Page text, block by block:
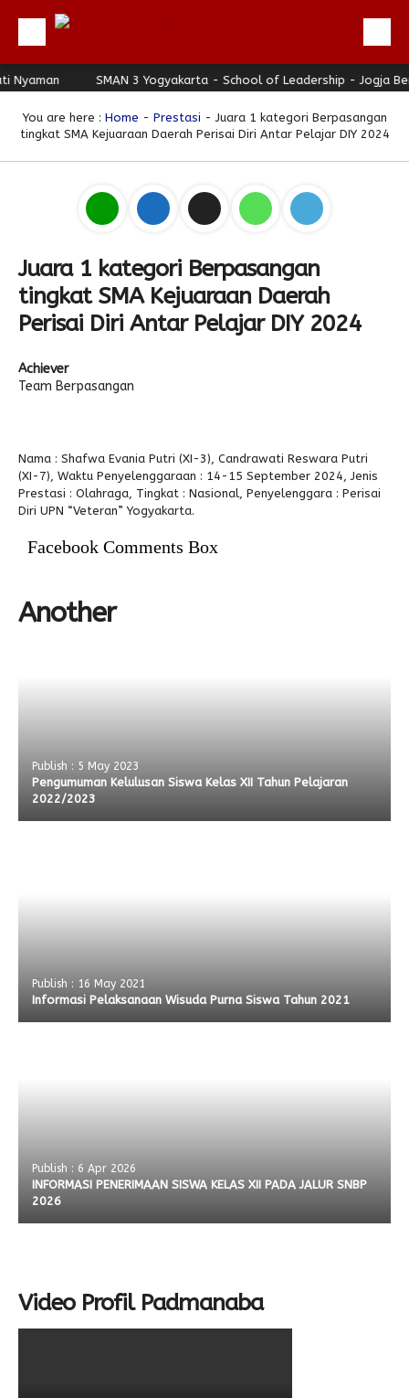
Beranda
Profil
Download
Hubungi Kami
Link Referensi
SMAN 3 Yogyakarta - School of Leadership - Jogja
You are here : Home - Prestasi - Juara 1 kategori Berpasangan
tingkat SMA Kejuaraan Daerah Perisai Diri Antar Pelajar DIY 2024
Juara 1 kategori Berpasangan
tingkat SMA Kejuaraan Daerah
Perisai Diri Antar Pelajar DIY 2024
Achiever
Team Berpasangan
Nama : Shafwa Evania Putri (XI-3), Candrawati Reswara Putri
(XI-7), Waktu Penyelenggaraan : 14-15 September 2024, Jenis
Prestasi : Olahraga, Tingkat : Nasional, Penyelenggara : Perisai
Diri UPN “Veteran” Yogyakarta.
Facebook Comments Box
Another
Publish : 5 May 2023
Pengumuman Kelulusan Siswa Kelas XII Tahun Pelajaran
2022/2023
Publish : 16 May 2021
Informasi Pelaksanaan Wisuda Purna Siswa Tahun 2021
Publish : 6 Apr 2026
INFORMASI PENERIMAAN SISWA KELAS XII PADA JALUR SNBP
2026
Video Profil Padmanaba